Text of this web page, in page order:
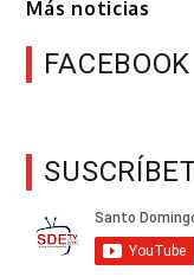
Más noticias
FACEBOOK